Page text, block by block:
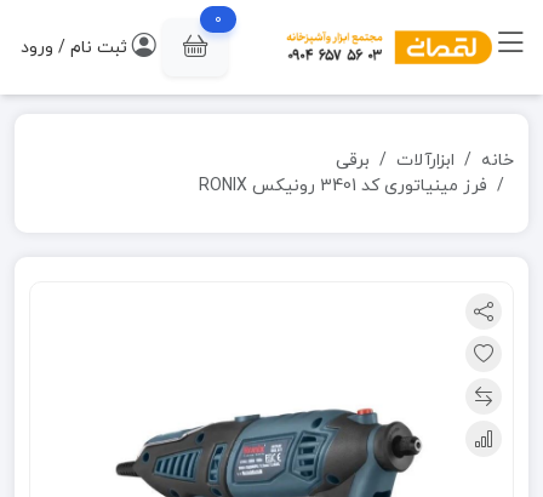
0
ثبت نام / ورود
خانه ابزارآلات
برقی
فرز مینیاتوری کد 3401 رونیکس RONIX